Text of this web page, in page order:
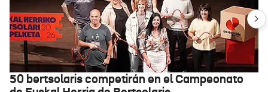
50 bertsolaris competirán en el Campeonato